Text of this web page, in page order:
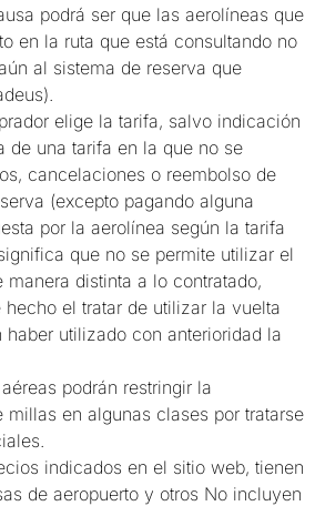
podrá ser que las aerolíneas que
en la ruta que está consultando no
al sistema de reserva que
elige la tarifa, salvo indicación
de una tarifa en la que no se
cancelaciones o reembolso de
(excepto pagando alguna
por la aerolínea según la tarifa
que no se permite utilizar el
manera distinta a lo contratado,
el tratar de utilizar la vuelta
haber utilizado con anterioridad la
podrán restringir la
millas en algunas clases por tratarse
indicados en el sitio web, tienen
de aeropuerto y otros No incluyen